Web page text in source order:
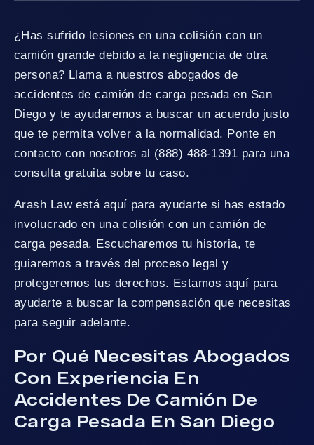
¿Has sufrido lesiones en una colisión con un
camión grande debido a la negligencia de otra
persona? Llama a nuestros abogados de
accidentes de camión de carga pesada en San
Diego y te ayudaremos a buscar un acuerdo justo
que te permita volver a la normalidad. Ponte en
contacto con nosotros al (888) 488-1391 para una
consulta gratuita sobre tu caso.
Arash Law está aquí para ayudarte si has estado
involucrado en una colisión con un camión de
carga pesada. Escucharemos tu historia, te
guiaremos a través del proceso legal y
protegeremos tus derechos. Estamos aquí para
ayudarte a buscar la compensación que necesitas
para seguir adelante.
Por Qué Necesitas Abogados
Con Experiencia En
Accidentes De Camión De
Carga Pesada En San Diego